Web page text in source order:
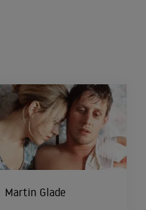
Martin Glade